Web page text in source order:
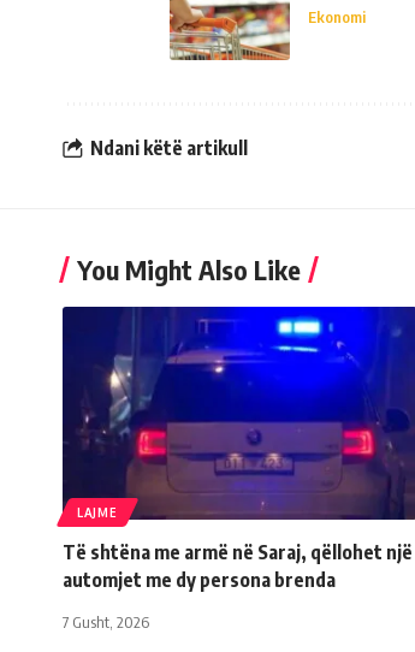
Ekonomi
Ndani këtë artikull
You Might Also Like
LAJME
Të shtëna me armë në Saraj, qëllohet një
automjet me dy persona brenda
7 Gusht, 2026